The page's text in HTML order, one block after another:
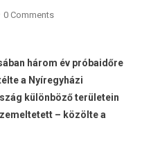
0 Comments
három év próbaidőre
a Nyíregyházi
különböző területein
– közölte a